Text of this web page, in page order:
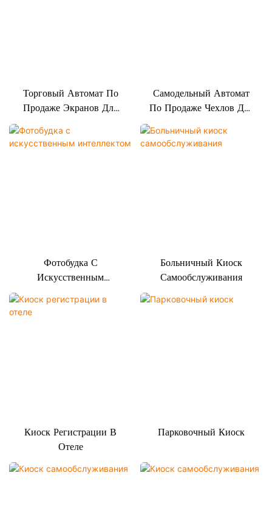
Торговый Автомат По
Продаже Экранов Для
Самодельный Автомат
По Продаже Чехлов Для
Фотобудка С
Искусственным
Больничный Киоск
Самообслуживания
Киоск Регистрации В
Отеле
Парковочный Киоск